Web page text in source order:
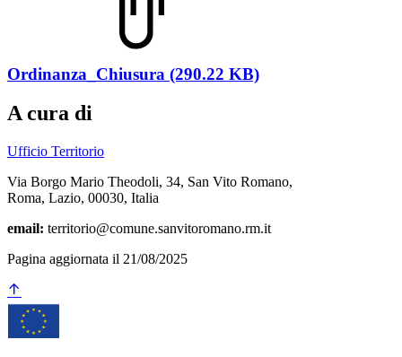
Ordinanza_Chiusura (290.22 KB)
A cura di
Ufficio Territorio
Via Borgo Mario Theodoli, 34, San Vito Romano,
Roma, Lazio, 00030, Italia
email: territorio@comune.sanvitoromano.rm.it
Pagina aggiornata il 21/08/2025